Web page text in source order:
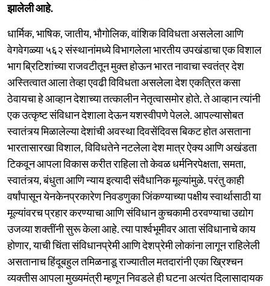
झालेली आहे.
धार्मिक, भाषिक, जातीय, भौगोलिक, वांशिक विविधता असलेला आणि
वेगवेगळ्या ५६२ संस्थानांमध्ये विभागलेला भारतीय उपखंडाचा एक विशाल
भाग ब्रिटिशांच्या राजवटीतून मुक्त होऊन भारत नावाचा स्वतंत्र देश
अस्तित्वात आला तेव्हा एवढी विविधता असलेला देश एकत्रित कसा
ठेवायचा हे आव्हान देशाच्या तत्कालीन नेतृत्वासमोर होते. ते आव्हान त्यांनी
एक उत्कृष्ट संविधान देशाला देऊन यशस्वीपणे पेलले. आपल्यासोबत
स्वातंत्र्य मिळालेल्या देशांची अवस्था दिवसेंदिवस बिकट होत असताना
भारतासारखा विशाल, विविधतेने नटलेला देश मात्र ऐक्य आणि अखंडता
टिकवून आपला विकास करीत राहिला तो केवळ धर्मनिरपेक्षता, समता,
स्वातंत्र्य, बंधुता आणि न्याय इत्यादी संवैधानिक मूल्यांमुळे. परंतु काही
वर्षांपासून येनकेनप्रकारेण निवडणुका जिंकण्याच्या पक्षीय स्वार्थासाठी या
मूल्यांवरच प्रहार करण्याचा आणि संविधान कुचकामी ठरवण्याचा उद्योग
उजव्या शक्तींनी सुरू केला आहे. त्या पार्श्वभूमीवर आता संविधानाचे काय
होणार, याची चिंता संविधानप्रेमी आणि देशप्रेमी लोकांना लागून राहिलेली
असतानाच हिंदूबहुल तमिळनाडू राज्यातील मतदारांनी एका ख्रिश्चन
व्यक्तीस आपला मुख्यमंत्री म्हणून निवडले ही घटना अत्यंत दिलासादायक